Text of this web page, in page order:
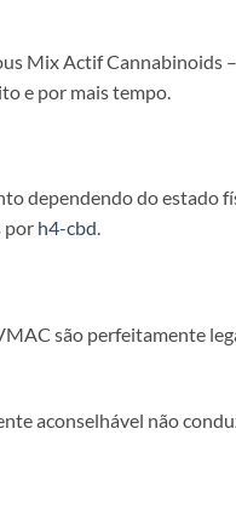
Mix Actif Cannabinoids
e por mais tempo.
dependendo do estado
por h4-cbd.
são perfeitamente
aconselhável não